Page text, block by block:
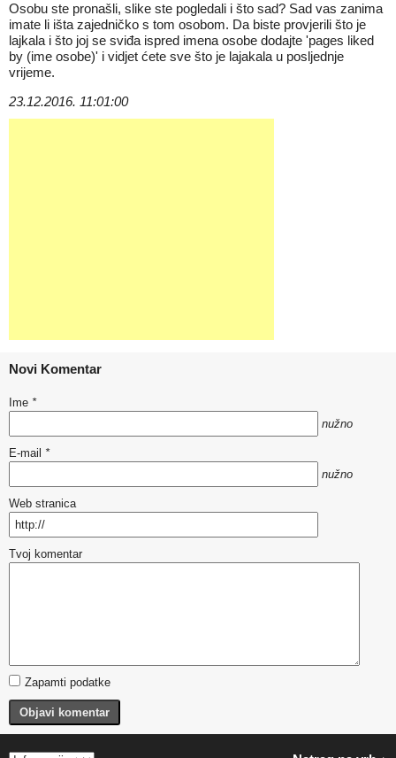
Osobu ste pronašli, slike ste pogledali i što sad? Sad vas zanima
imate li išta zajedničko s tom osobom. Da biste provjerili što je
lajkala i što joj se sviđa ispred imena osobe dodajte 'pages liked
by (ime osobe)' i vidjet ćete sve što je lajakala u posljednje
vrijeme.
23.12.2016. 11:01:00
Novi Komentar
Ime *
nužno
E-mail *
nužno
Web stranica
Tvoj komentar
Zapamti podatke
Objavi komentar